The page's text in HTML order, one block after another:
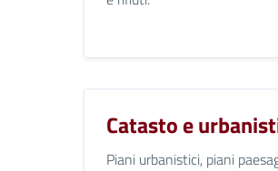
Catasto e
Piani urbanistici, piani